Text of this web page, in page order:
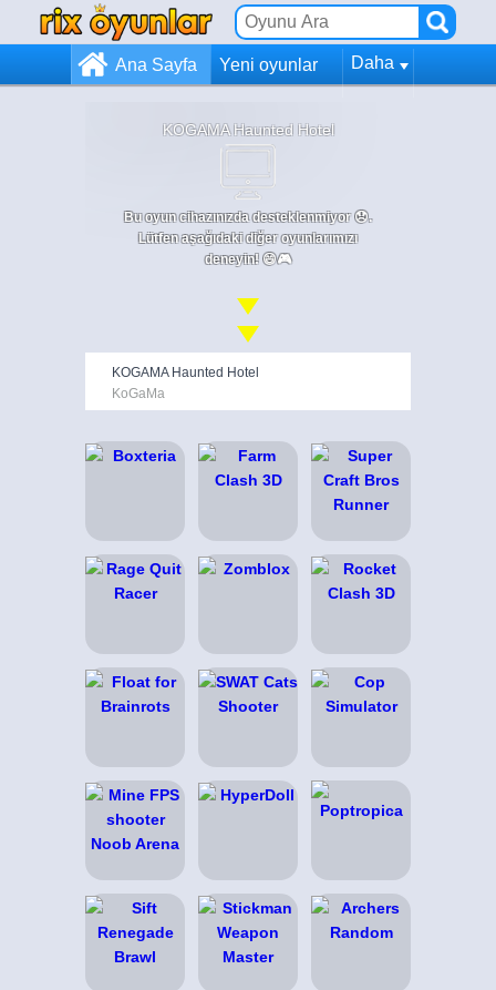
Ana Sayfa Yeni oyunlar Daha
KOGAMA Haunted Hotel
Bu oyun cihazınızda desteklenmiyor 😞.
Lütfen aşağıdaki diğer oyunlarımızı
deneyin! 😄🎮
KOGAMA Haunted Hotel
KoGaMa